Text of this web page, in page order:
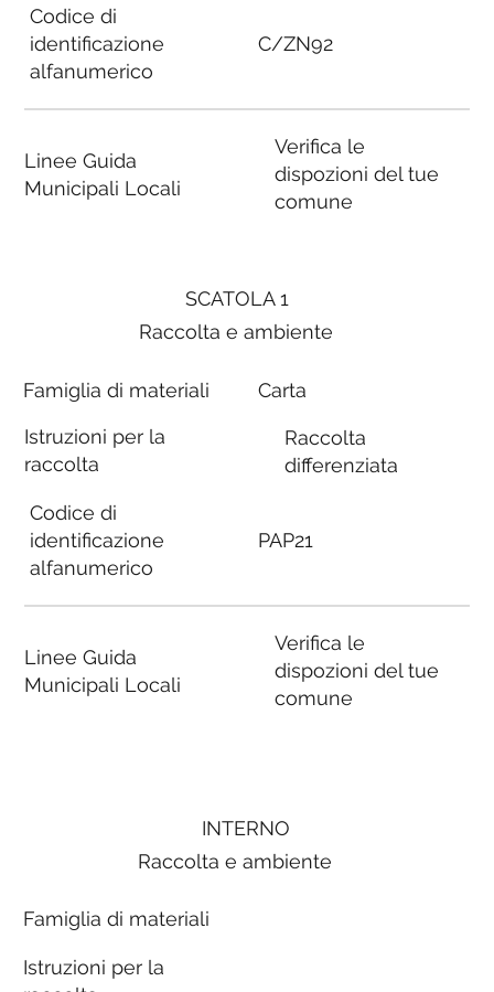
SCATOLA 1
Raccolta e ambiente
Famiglia di materiali
Istruzioni per la
raccolta
Codice di
identificazione
alfanumerico
Linee Guida
Municipali Locali
Carta
Raccolta
differenziata
PAP21
Verifica le
dispozioni del tue
comune
Codice di
identificazione
alfanumerico
Linee Guida
Municipali Locali
C/ZN92
Verifica le
dispozioni del tue
comune
INTERNO
Raccolta e ambiente
Famiglia di materiali
Istruzioni per la